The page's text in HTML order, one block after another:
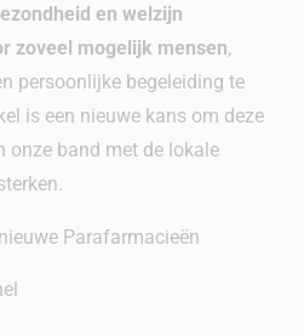
en welzijn
zoveel mogelijk mensen,
persoonlijke begeleiding te
is een nieuwe kans om deze
onze band met de lokale
Parafarmacieën